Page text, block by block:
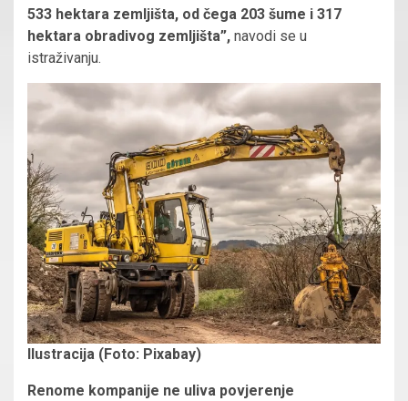
533 hektara zemljišta, od čega 203 šume i 317
hektara obradivog zemljišta”, navodi se u
istraživanju.
Ilustracija (Foto: Pixabay)
Renome kompanije ne uliva povjerenje